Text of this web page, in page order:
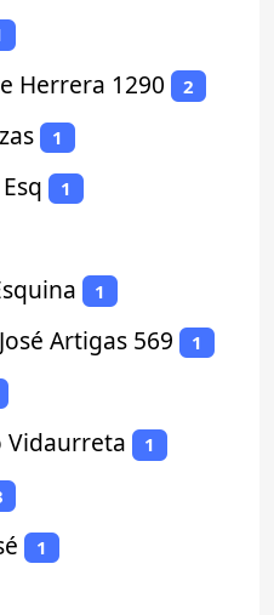
Herrera 1290 2
1
1
1
Artigas 569 1
Vidaurreta 1
1